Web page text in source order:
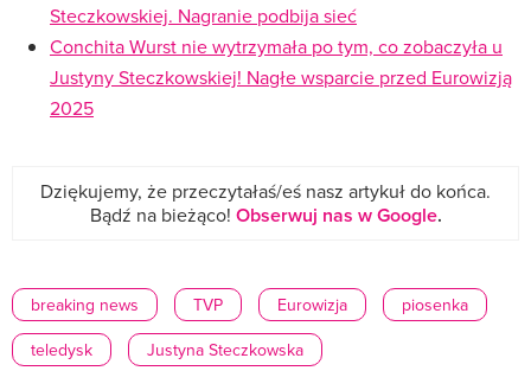
Steczkowskiej. Nagranie podbija sieć
Conchita Wurst nie wytrzymała po tym, co zobaczyła u
Justyny Steczkowskiej! Nagłe wsparcie przed Eurowizją
2025
Dziękujemy, że przeczytałaś/eś nasz artykuł do końca.
Bądź na bieżąco! Obserwuj nas w Google.
breaking news TVP Eurowizja
piosenka
teledysk
Justyna Steczkowska